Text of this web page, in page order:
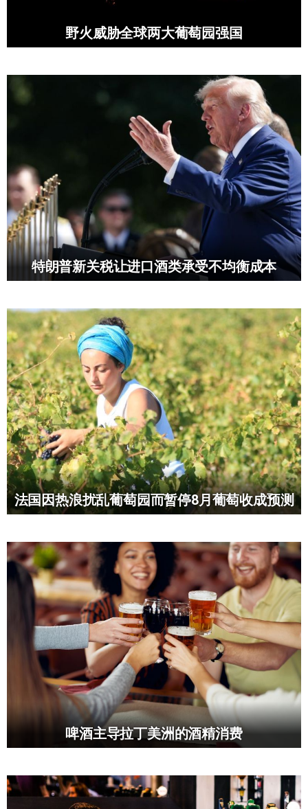
野火威胁全球两大葡萄园强国
特朗普新关税让进口酒类承受不均衡成本
法国因热浪扰乱葡萄园而暂停8月葡萄收成预测
啤酒主导拉丁美洲的酒精消费